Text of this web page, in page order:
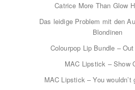
Catrice More Than Glow
Das leidige Problem mit den
Blondinen
Colourpop Lip Bundle –
MAC Lipstick – Show
MAC Lipstick – You wouldn’t